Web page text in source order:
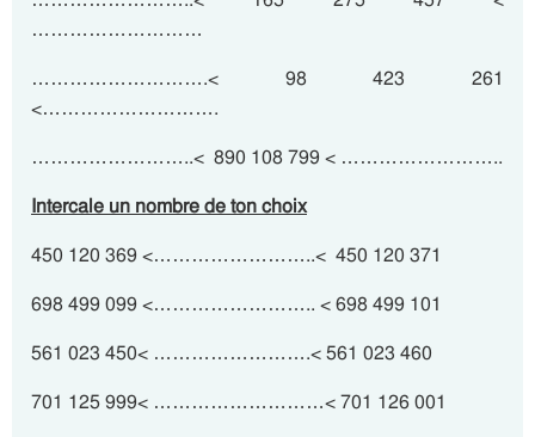
………………………
……………………….< 98 423 261
<……………………….
……………………..< 890 108 799 < ……………………..
Intercale un nombre de ton choix
450 120 369 <……………………..< 450 120 371
698 499 099 <…………………….. < 698 499 101
561 023 450< …………………….< 561 023 460
701 125 999< ………………………< 701 126 001